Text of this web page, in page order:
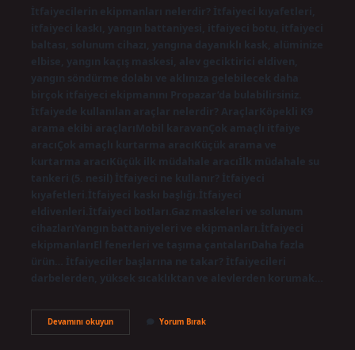
İtfaiyecilerin ekipmanları nelerdir? İtfaiyeci kıyafetleri,
itfaiyeci kaskı, yangın battaniyesi, itfaiyeci botu, itfaiyeci
baltası, solunum cihazı, yangına dayanıklı kask, alüminize
elbise, yangın kaçış maskesi, alev geciktirici eldiven,
yangın söndürme dolabı ve aklınıza gelebilecek daha
birçok itfaiyeci ekipmanını Propazar’da bulabilirsiniz.
İtfaiyede kullanılan araçlar nelerdir? AraçlarKöpekli K9
arama ekibi araçlarıMobil karavanÇok amaçlı itfaiye
aracıÇok amaçlı kurtarma aracıKüçük arama ve
kurtarma aracıKüçük ilk müdahale aracıİlk müdahale su
tankeri (5. nesil) İtfaiyeci ne kullanır? İtfaiyeci
kıyafetleri.İtfaiyeci kaskı başlığı.İtfaiyeci
eldivenleri.İtfaiyeci botları.Gaz maskeleri ve solunum
cihazlarıYangın battaniyeleri ve ekipmanları.İtfaiyeci
ekipmanlarıEl fenerleri ve taşıma çantalarıDaha fazla
ürün… İtfaiyeciler başlarına ne takar? İtfaiyecileri
darbelerden, yüksek sıcaklıktan ve alevlerden korumak…
Devamını okuyunİTfaiye
Malzemeleri
Yorum Bırak